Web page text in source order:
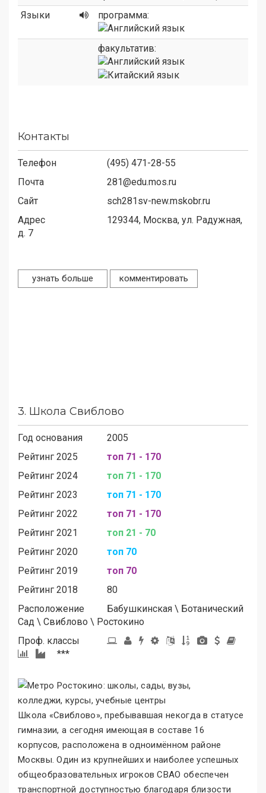
Языки
программа:
факультатив:
Контакты
Телефон
(495) 471-28-55
Почта
281@edu.mos.ru
Сайт
sch281sv-new.mskobr.ru
Адрес
129344, Москва, ул. Радужная,
д. 7
узнать больше комментировать
3. Школа Свиблово
Год основания
2005
Рейтинг 2025
топ 71 - 170
Рейтинг 2024
топ 71 - 170
Рейтинг 2023
топ 71 - 170
Рейтинг 2022
топ 71 - 170
Рейтинг 2021
топ 21 - 70
Рейтинг 2020
топ 70
Рейтинг 2019
топ 70
Рейтинг 2018
80
Расположение
Бабушкинская \ Ботанический
Сад \ Свиблово \ Ростокино
Проф. классы
***
Школа «Свиблово», пребывавшая некогда в статусе
гимназии, а сегодня имеющая в составе 16
корпусов, расположена в одноимённом районе
Москвы. Один из крупнейших и наиболее успешных
общеобразовательных игроков СВАО обеспечен
транспортной доступностью благодаря близости